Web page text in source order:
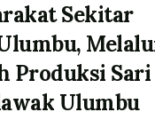
Sekitar
Produksi Sari
Ulumbu